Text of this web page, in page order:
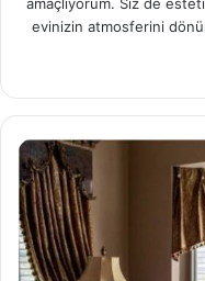
evinizin atmosferini